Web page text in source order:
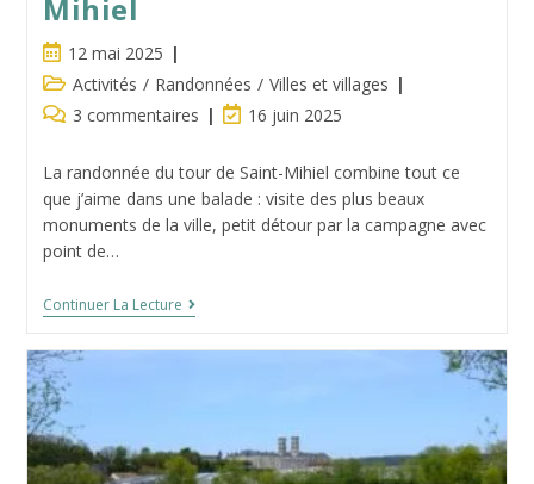
Mihiel
Publication
publiée :
12 mai 2025
Post
category:
Activités / Randonnées / Villes et villages
Commentaires
la
publication :
3 commentaires
Dernière
de
la
publication :
16 juin 2025
La randonnée du tour de Saint-Mihiel combine tout ce
que j’aime dans une balade : visite des plus beaux
monuments de la ville, petit détour par la campagne avec
point de…
Continuer La LectureRandonnée
: